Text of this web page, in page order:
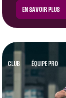
EN SAVOIR PLUS
CLUB ÉQUIPE PRO